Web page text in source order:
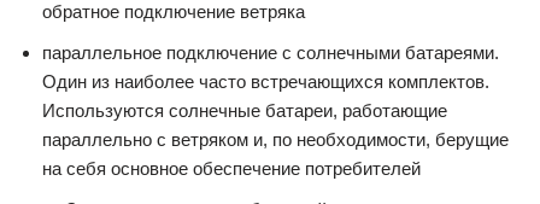
обратное подключение ветряка
параллельное подключение с солнечными батареями.
Один из наиболее часто встречающихся комплектов.
Используются солнечные батареи, работающие
параллельно с ветряком и, по необходимости, берущие
на себя основное обеспечение потребителей